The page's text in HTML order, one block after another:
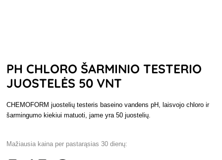
PH CHLORO ŠARMINIO TESTERIO
JUOSTELĖS 50 VNT
CHEMOFORM juostelių testeris baseino vandens pH, laisvojo chloro ir
šarmingumo kiekiui matuoti, jame yra 50 juostelių.
Mažiausia kaina per pastarąsias 30 dienų: